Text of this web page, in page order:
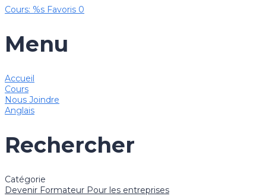
Cours: %s Favoris 0
Menu
Accueil
Cours
Nous Joindre
Anglais
Rechercher
Catégorie
Devenir Formateur Pour les entreprises